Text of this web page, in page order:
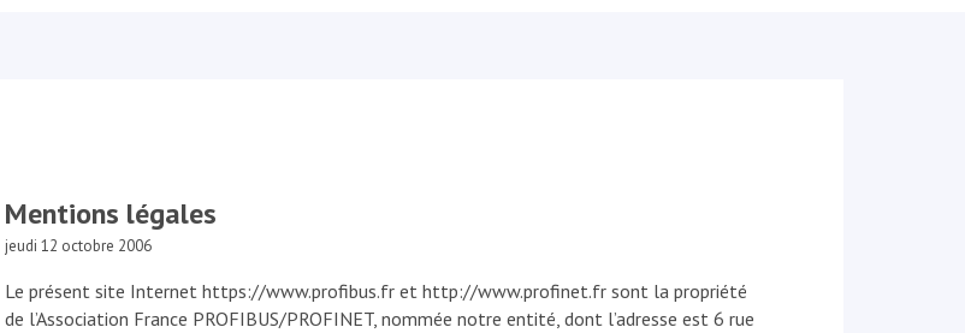
Mentions légales
jeudi 12 octobre 2006
Le présent site Internet https://www.profibus.fr et http://www.profinet.fr sont la propriété
de l’Association France PROFIBUS/PROFINET, nommée notre entité, dont l’adresse est 6 rue